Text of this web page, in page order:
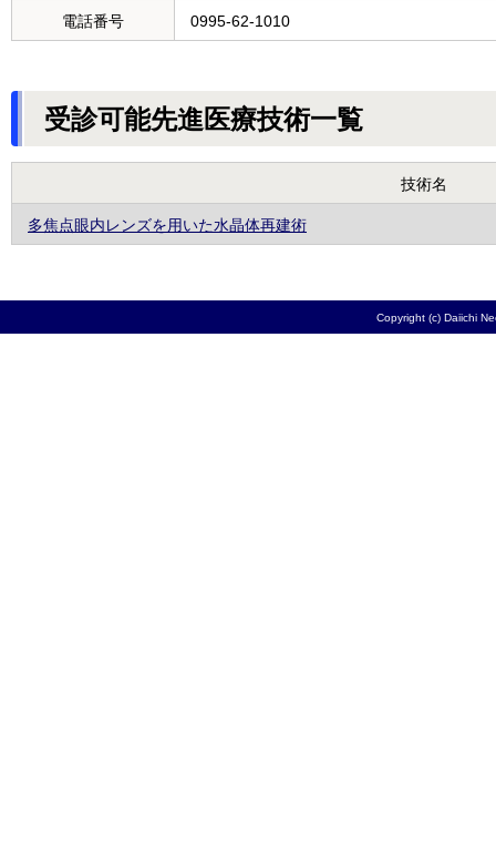
電話番号 0995-62-1010
受診可能先進医療技術一覧
技術名
多焦点眼内レンズを用いた水晶体再建術
Copyright (c) Daiichi